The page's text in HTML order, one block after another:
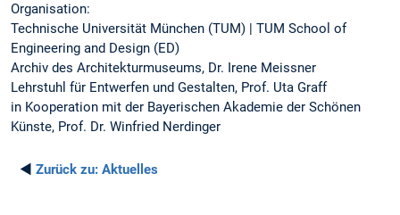
Organisation:
Technische Universität München (TUM) | TUM School of
Engineering and Design (ED)
Archiv des Architekturmuseums, Dr. Irene Meissner
Lehrstuhl für Entwerfen und Gestalten, Prof. Uta Graff
in Kooperation mit der Bayerischen Akademie der Schönen
Künste, Prof. Dr. Winfried Nerdinger
◄ Zurück zu: Aktuelles